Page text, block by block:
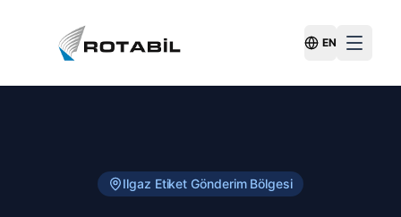
Switch
EN
Ilgaz Etiket Gönderim Bölgesi